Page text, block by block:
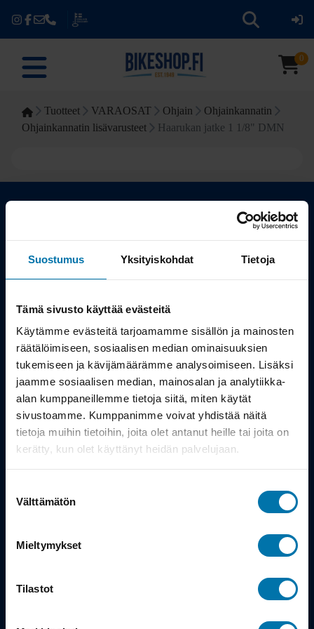
Suostumus Yksityiskohdat Tietoja
Tämä sivusto käyttää evästeitä
Käytämme evästeitä tarjoamamme sisällön ja mainosten
räätälöimiseen, sosiaalisen median ominaisuuksien
tukemiseen ja kävijämäärämme analysoimiseen. Lisäksi
jaamme sosiaalisen median, mainosalan ja analytiikka-
alan kumppaneillemme tietoja siitä, miten käytät
sivustoamme. Kumppanimme voivat yhdistää näitä
tietoja muihin tietoihin, joita olet antanut heille tai joita on
kerätty, kun olet käyttänyt heidän palvelujaan.
valinta
Välttämätön
Mieltymykset
Tilastot
0
Tuotteet VARAOSAT Ohjain
Ohjainkannatin
Ohjainkannatin lisävarusteet
Haarukan jatke 1 1/8" DMN
Kauppa
Työsuhdepyörä
Info
Toimitus
Takuu ja palautukset